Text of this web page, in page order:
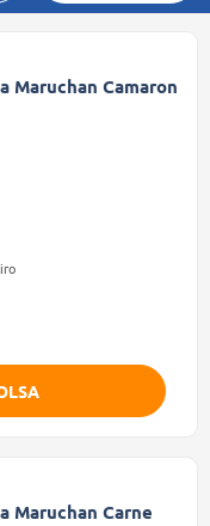
Maruchan Camaron
Maruchan Carne